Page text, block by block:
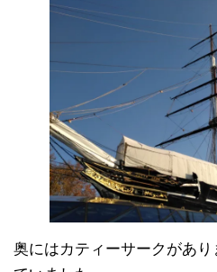
奥にはカティーサークがあ